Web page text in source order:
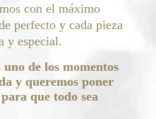
con el máximo
perfecto y cada pieza
y especial.
de los momentos
y queremos poner
que todo sea